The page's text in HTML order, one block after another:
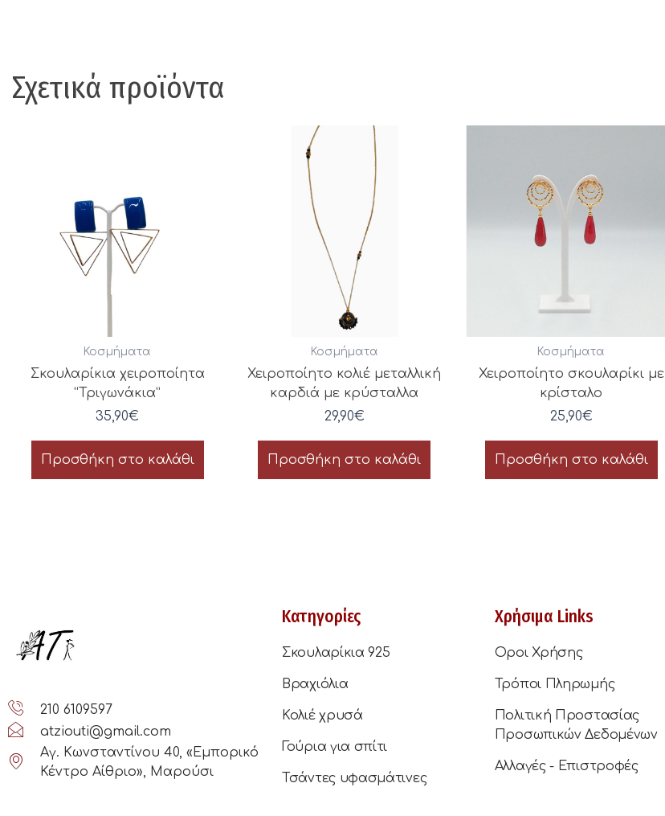
Σχετικά προϊόντα
Κοσμήματα
Σκουλαρίκια χειροποίητα
“Τριγωνάκια”
35,90€
Προσθήκη στο καλάθι
Κοσμήματα
Χειροποίητο κολιέ μεταλλική
καρδιά με κρύσταλλα
29,90€
Προσθήκη στο καλάθι
Κοσμήματα
Χειροποίητο σκουλαρίκι με
κρίσταλο
25,90€
Προσθήκη στο καλάθι
210 6109597
atziouti@gmail.com
Αγ. Κωνσταντίνου 40, «Εμπορικό
Κέντρο Αίθριο», Μαρούσι
Κατηγορίες
Σκουλαρίκια 925
Βραχιόλια
Κολιέ χρυσά
Γούρια για σπίτι
Τσάντες υφασμάτινες
Χρήσιμα Links
Οροι Χρήσης
Τρόποι Πληρωμής
Πολιτική Προστασίας
Προσωπικών Δεδομένων
Αλλαγές - Επιστροφές